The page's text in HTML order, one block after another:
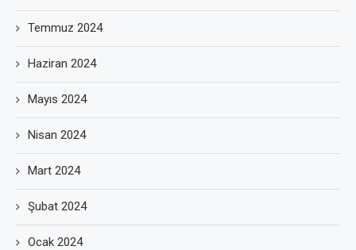
Temmuz 2024
Haziran 2024
Mayıs 2024
Nisan 2024
Mart 2024
Şubat 2024
Ocak 2024